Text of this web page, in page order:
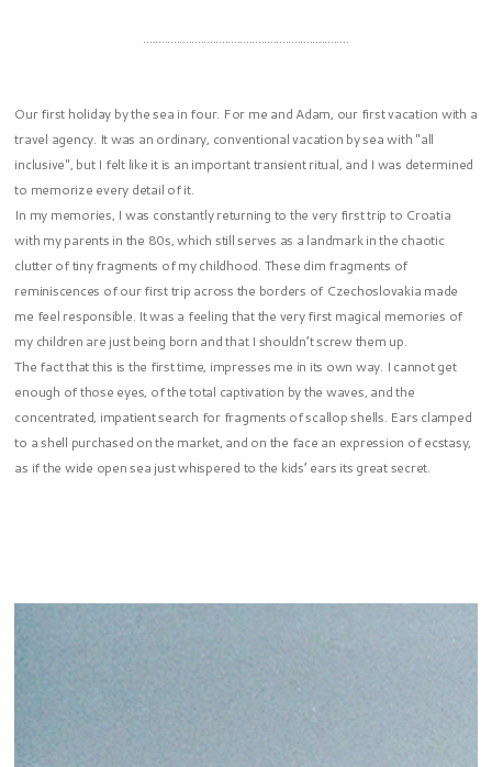
....................................................................
Our first holiday by the sea in four. For me and Adam, our first vacation with a
travel agency. It was an ordinary, conventional vacation by sea with "all
inclusive", but I felt like it is an important transient ritual, and I was determined
to memorize every detail of it.
In my memories, I was constantly returning to the very first trip to Croatia
with my parents in the 80s, which still serves as a landmark in the chaotic
clutter of tiny fragments of my childhood. These dim fragments of
reminiscences of our first trip across the borders of Czechoslovakia made
me feel responsible. It was a feeling that the very first magical memories of
my children are just being born and that I shouldn’t screw them up.
The fact that this is the first time, impresses me in its own way. I cannot get
enough of those eyes, of the total captivation by the waves, and the
concentrated, impatient search for fragments of scallop shells. Ears clamped
to a shell purchased on the market, and on the face an expression of ecstasy,
as if the wide open sea just whispered to the kids’ ears its great secret.